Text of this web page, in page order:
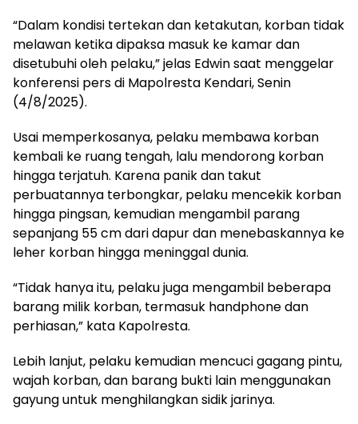
“Dalam kondisi tertekan dan ketakutan, korban tidak
melawan ketika dipaksa masuk ke kamar dan
disetubuhi oleh pelaku,” jelas Edwin saat menggelar
konferensi pers di Mapolresta Kendari, Senin
(4/8/2025).
Usai memperkosanya, pelaku membawa korban
kembali ke ruang tengah, lalu mendorong korban
hingga terjatuh. Karena panik dan takut
perbuatannya terbongkar, pelaku mencekik korban
hingga pingsan, kemudian mengambil parang
sepanjang 55 cm dari dapur dan menebaskannya ke
leher korban hingga meninggal dunia.
“Tidak hanya itu, pelaku juga mengambil beberapa
barang milik korban, termasuk handphone dan
perhiasan,” kata Kapolresta.
Lebih lanjut, pelaku kemudian mencuci gagang pintu,
wajah korban, dan barang bukti lain menggunakan
gayung untuk menghilangkan sidik jarinya.